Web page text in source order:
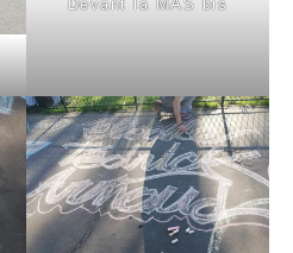
Devant la MAS bis